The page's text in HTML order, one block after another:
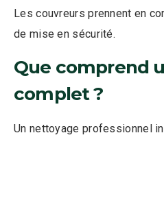
Les couvreurs prennent en
de mise en sécurité.
Que comprend
complet ?
Un nettoyage professionnel